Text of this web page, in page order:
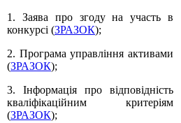
1. Заява про згоду на участь в
конкурсі (ЗРАЗОК);
2. Програма управління активами
(ЗРАЗОК);
3. Інформація про відповідність
кваліфікаційним критеріям
(ЗРАЗОК);